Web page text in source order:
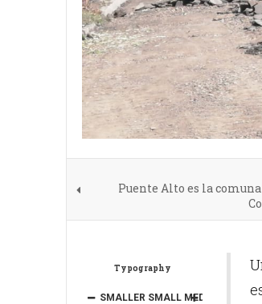
Puente Alto es la
Typography
SMALLER SMALL MEDIUM